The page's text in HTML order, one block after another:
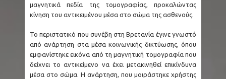
μαγνητικά πεδία της τομογραφίας, προκαλώντας
κίνηση του αντικειμένου μέσα στο σώμα της ασθενούς.
Το περιστατικό που συνέβη στη Βρετανία έγινε γνωστό
από ανάρτηση στα μέσα κοινωνικής δικτύωσης, όπου
εμφανίστηκε εικόνα από τη μαγνητική τομογραφία που
δείχνει το αντικείμενο να έχει μετακινηθεί επικίνδυνα
μέσα στο σώμα. Η ανάρτηση, που μοιράστηκε χρήστης